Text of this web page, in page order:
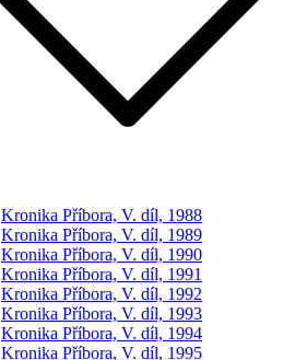
Kronika Příbora, V. díl, 1988
Kronika Příbora, V. díl, 1989
Kronika Příbora, V. díl, 1990
Kronika Příbora, V. díl, 1991
Kronika Příbora, V. díl, 1992
Kronika Příbora, V. díl, 1993
Kronika Příbora, V. díl, 1994
Kronika Příbora, V. díl, 1995